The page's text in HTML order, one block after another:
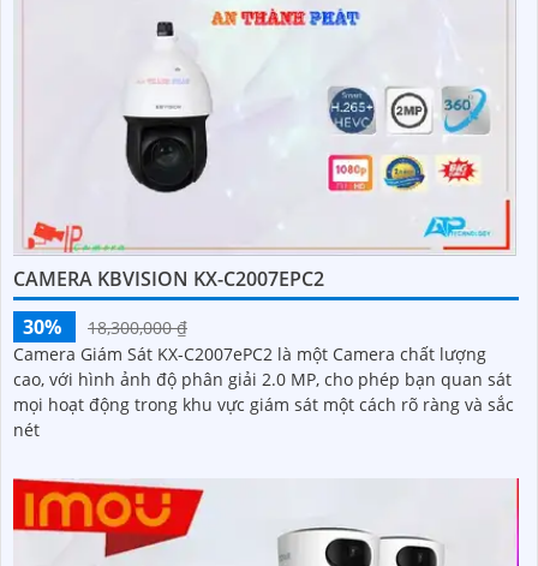
CAMERA KBVISION KX-C2007EPC2
30%
18,300,000 ₫
Camera Giám Sát KX-C2007ePC2 là một Camera chất lượng
cao, với hình ảnh độ phân giải 2.0 MP, cho phép bạn quan sát
mọi hoạt động trong khu vực giám sát một cách rõ ràng và sắc
nét